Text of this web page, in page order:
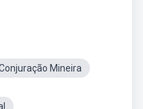
Mineira